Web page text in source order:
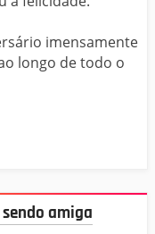
imensamente
longo de todo o
amiga